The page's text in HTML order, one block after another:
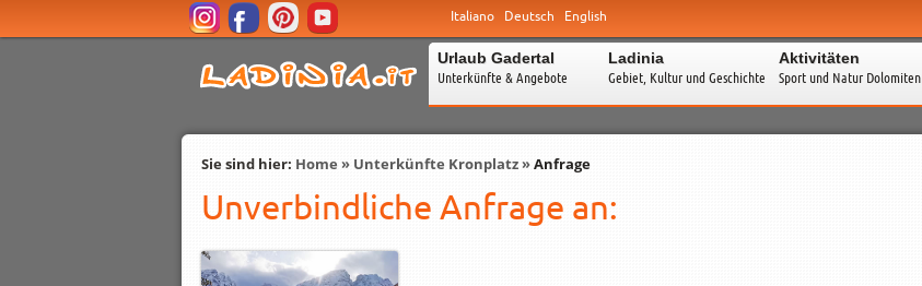
Italiano Deutsch English
Urlaub Gadertal
Unterkünfte & Angebote
Ladinia
Gebiet, Kultur und Geschichte
Aktivitäten
Sport und Natur Dolomiten
Sie sind hier: Home » Unterkünfte Kronplatz»Anfrage
Unverbindliche Anfrage an: